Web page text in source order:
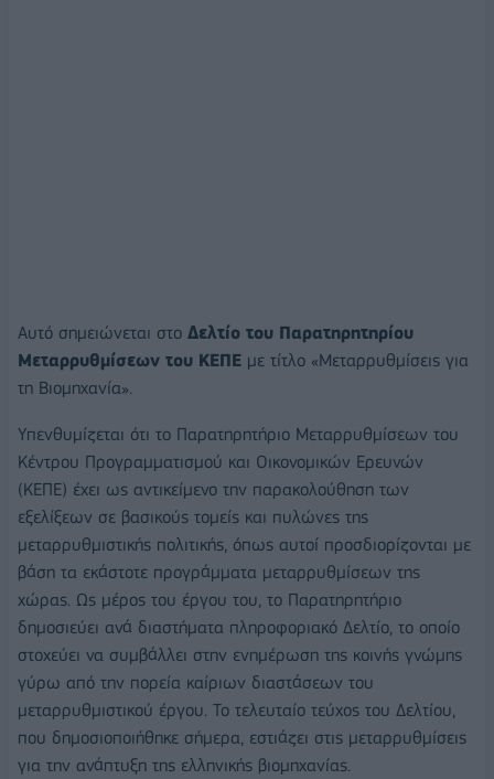
Αυτό σημειώνεται στο Δελτίο του Παρατηρητηρίου
Μεταρρυθμίσεων του ΚΕΠΕ με τίτλο «Μεταρρυθμίσεις για
τη Βιομηχανία».
Υπενθυμίζεται ότι το Παρατηρητήριο Μεταρρυθμίσεων του
Κέντρου Προγραμματισμού και Οικονομικών Ερευνών
(ΚΕΠΕ) έχει ως αντικείμενο την παρακολούθηση των
εξελίξεων σε βασικούς τομείς και πυλώνες της
μεταρρυθμιστικής πολιτικής, όπως αυτοί προσδιορίζονται με
βάση τα εκάστοτε προγράμματα μεταρρυθμίσεων της
χώρας. Ως μέρος του έργου του, το Παρατηρητήριο
δημοσιεύει ανά διαστήματα πληροφοριακό Δελτίο, το οποίο
στοχεύει να συμβάλλει στην ενημέρωση της κοινής γνώμης
γύρω από την πορεία καίριων διαστάσεων του
μεταρρυθμιστικού έργου. Το τελευταίο τεύχος του Δελτίου,
που δημοσιοποιήθηκε σήμερα, εστιάζει στις μεταρρυθμίσεις
για την ανάπτυξη της ελληνικής βιομηχανίας.